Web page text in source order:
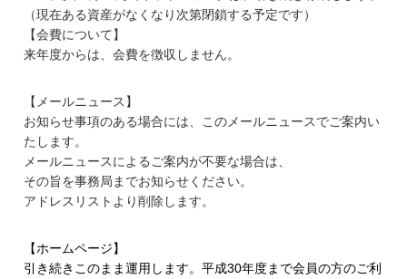
（現在ある資産がなくなり次第閉鎖する予定です）
【会費について】
来年度からは、会費を徴収しません。
【メールニュース】
お知らせ事項のある場合には、
このメールニュースでご案内い
たします。
メールニュースによるご案内が不要な場合は、
その旨を事務局までお知らせください。
アドレスリストより削除します。
【ホームページ】
引き続きこのまま運用します。平成30年度まで会員の方のご利